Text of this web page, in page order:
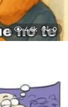
4.6k 0